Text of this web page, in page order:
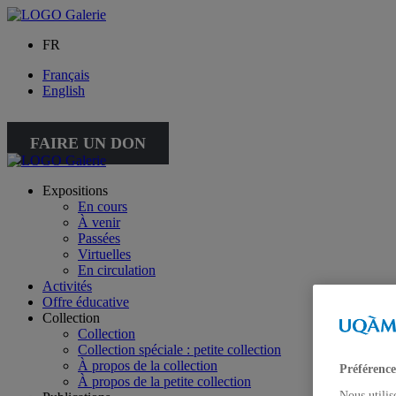
FR
Français
English
FAIRE UN DON
Expositions
En cours
À venir
Passées
Virtuelles
En circulation
Activités
Offre éducative
Collection
Collection
Collection spéciale : petite collection
À propos de la collection
À propos de la petite collection